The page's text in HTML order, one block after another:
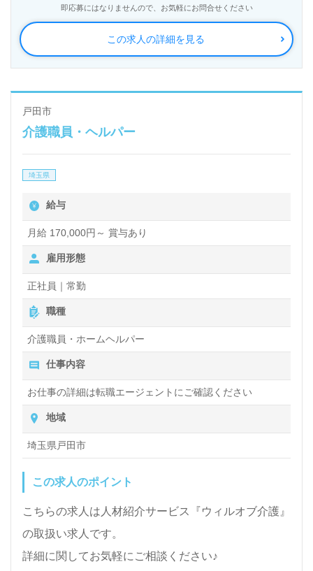
この求人の詳細を見る
即応募にはなりませんので、お気軽にお問合せください
戸田市
介護職員・ヘルパー
埼玉県
給与
月給 170,000円～ 賞与あり
雇用形態
正社員｜常勤
職種
介護職員・ホームヘルパー
仕事内容
お仕事の詳細は転職エージェントにご確認ください
地域
埼玉県戸田市
この求人のポイント
こちらの求人は人材紹介サービス『ウィルオブ介護』
の取扱い求人です。
詳細に関してお気軽にご相談ください♪